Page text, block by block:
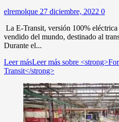
elremolque 27 diciembre, 2022 0
La E-Transit, versión 100%
vendido del mundo, destinado al
Durante el...
Leer másLeer más sobre
Transit</strong>